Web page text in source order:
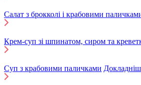
Салат з брокколі і крабовими
Крем-суп зі шпинатом, сиром та
Суп з крабовими паличками